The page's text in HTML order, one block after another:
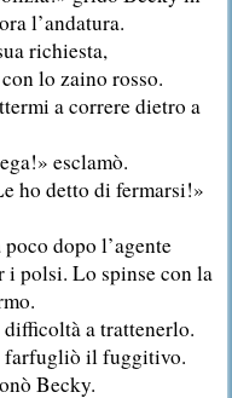
l’andatura.
richiesta,
lo zaino rosso.
a correre dietro a
esclamò.
ho detto di fermarsi!»
dopo l’agente
i polsi. Lo spinse con la
a trattenerlo.
farfugliò il fuggitivo.
Becky.